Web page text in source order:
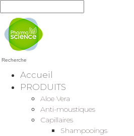
Recherche
Accueil
PRODUITS
Aloe Vera
Anti-moustiques
Capillaires
Shampooings